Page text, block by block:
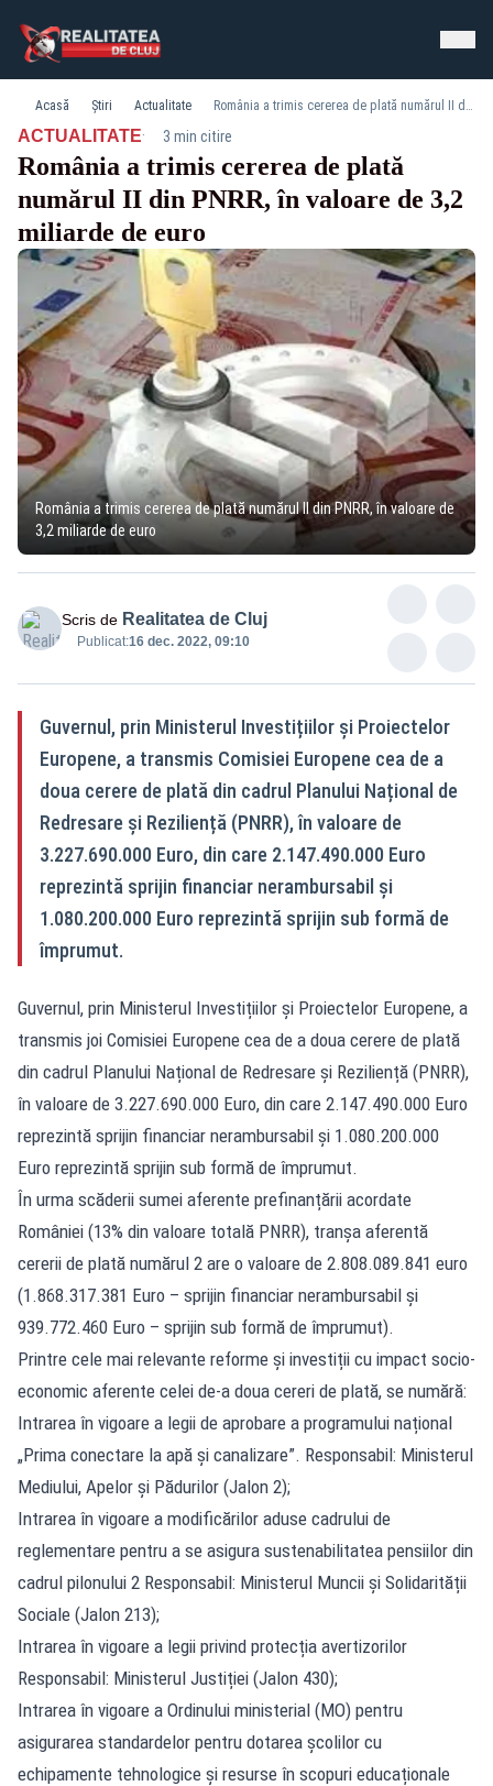
Acasă Știri Actualitate România a trimis cererea de plată numărul II din PNRR, în valoare de 3,2 miliarde de euro
ACTUALITATE· 3 min citire
România a trimis cererea de plată
numărul II din PNRR, în valoare de 3,2
miliarde de euro
România a trimis cererea de plată numărul II din PNRR, în valoare de
3,2 miliarde de euro
Scris de Realitatea de Cluj
Publicat:16 dec. 2022, 09:10
Guvernul, prin Ministerul Investițiilor și Proiectelor
Europene, a transmis Comisiei Europene cea de a
doua cerere de plată din cadrul Planului Național de
Redresare și Reziliență (PNRR), în valoare de
3.227.690.000 Euro, din care 2.147.490.000 Euro
reprezintă sprijin financiar nerambursabil și
1.080.200.000 Euro reprezintă sprijin sub formă de
împrumut.
Guvernul, prin Ministerul Investițiilor și Proiectelor Europene, a
transmis joi Comisiei Europene cea de a doua cerere de plată
din cadrul Planului Național de Redresare și Reziliență (PNRR),
în valoare de 3.227.690.000 Euro, din care 2.147.490.000 Euro
reprezintă sprijin financiar nerambursabil și 1.080.200.000
Euro reprezintă sprijin sub formă de împrumut.
În urma scăderii sumei aferente prefinanțării acordate
României (13% din valoare totală PNRR), tranșa aferentă
cererii de plată numărul 2 are o valoare de 2.808.089.841 euro
(1.868.317.381 Euro – sprijin financiar nerambursabil și
939.772.460 Euro – sprijin sub formă de împrumut).
Printre cele mai relevante reforme și investiții cu impact socio-
economic aferente celei de-a doua cereri de plată, se numără:
Intrarea în vigoare a legii de aprobare a programului național
„Prima conectare la apă și canalizare”. Responsabil: Ministerul
Mediului, Apelor și Pădurilor (Jalon 2);
Intrarea în vigoare a modificărilor aduse cadrului de
reglementare pentru a se asigura sustenabilitatea pensiilor din
cadrul pilonului 2 Responsabil: Ministerul Muncii și Solidarității
Sociale (Jalon 213);
Intrarea în vigoare a legii privind protecția avertizorilor
Responsabil: Ministerul Justiției (Jalon 430);
Intrarea în vigoare a Ordinului ministerial (MO) pentru
asigurarea standardelor pentru dotarea școlilor cu
echipamente tehnologice și resurse în scopuri educaționale